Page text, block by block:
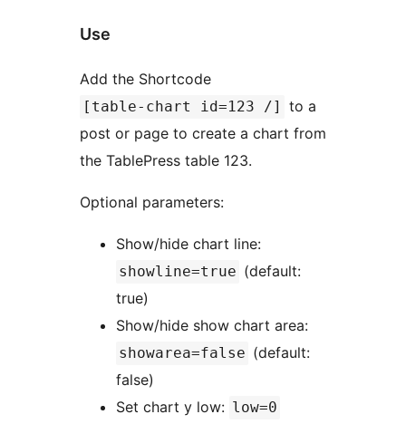
Use
Add the Shortcode
[table-chart id=123 /]
to a
post or page to create a chart from
the TablePress table 123.
Optional parameters:
Show/hide chart line:
showline=true (default:
true)
Show/hide show chart area:
showarea=false (default:
false)
Set chart y low: low=0